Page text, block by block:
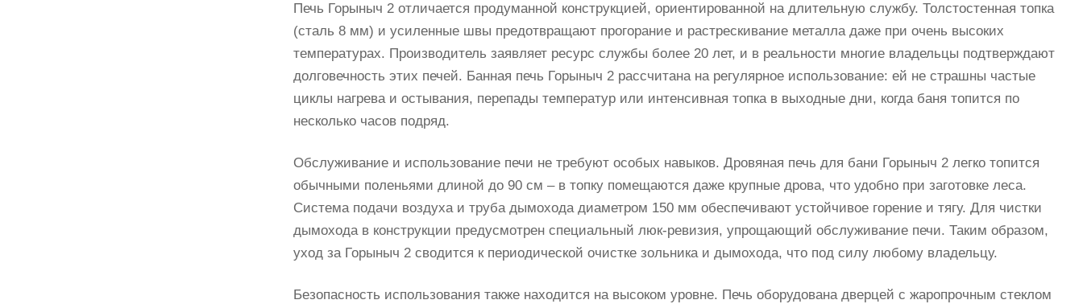
Печь Горыныч 2 отличается продуманной конструкцией, ориентированной на длительную службу. Толстостенная топка
(сталь 8 мм) и усиленные швы предотвращают прогорание и растрескивание металла даже при очень высоких
температурах. Производитель заявляет ресурс службы более 20 лет, и в реальности многие владельцы подтверждают
долговечность этих печей. Банная печь Горыныч 2 рассчитана на регулярное использование: ей не страшны частые
циклы нагрева и остывания, перепады температур или интенсивная топка в выходные дни, когда баня топится по
несколько часов подряд.
Обслуживание и использование печи не требуют особых навыков. Дровяная печь для бани Горыныч 2 легко топится
обычными поленьями длиной до 90 см – в топку помещаются даже крупные дрова, что удобно при заготовке леса.
Система подачи воздуха и труба дымохода диаметром 150 мм обеспечивают устойчивое горение и тягу. Для чистки
дымохода в конструкции предусмотрен специальный люк-ревизия, упрощающий обслуживание печи. Таким образом,
уход за Горыныч 2 сводится к периодической очистке зольника и дымохода, что под силу любому владельцу.
Безопасность использования также находится на высоком уровне. Печь оборудована дверцей с жаропрочным стеклом